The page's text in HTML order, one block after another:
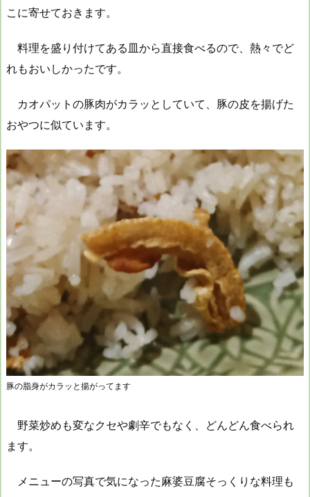
こに寄せておきます。
料理を盛り付けてある皿から直接食べるので、熱々でど
れもおいしかったです。
カオパットの豚肉がカラッとしていて、豚の皮を揚げた
おやつに似ています。
豚の脂身がカラッと揚がってます
野菜炒めも変なクセや劇辛でもなく、どんどん食べられ
ます。
メニューの写真で気になった麻婆豆腐そっくりな料理も